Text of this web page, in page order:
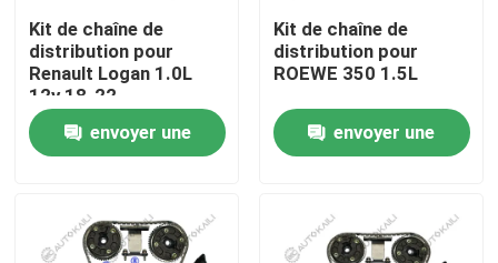
Produits
Vidéos
Visite de l'usine
Kit de chaîne de
distribution pour
Renault Logan 1.0L
12v 18-22
envoyer une
Kit de chaîne de
distribution pour
ROEWE 350 1.5L
envoyer une